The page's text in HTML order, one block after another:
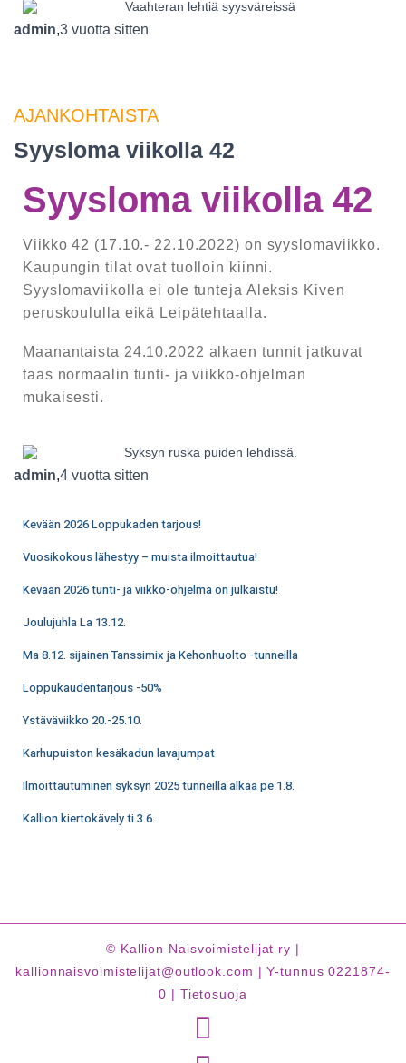
admin,3 vuotta sitten
AJANKOHTAISTA
Syysloma viikolla 42
Syysloma viikolla 42
Viikko 42 (17.10.- 22.10.2022) on syyslomaviikko.
Kaupungin tilat ovat tuolloin kiinni.
Syyslomaviikolla ei ole tunteja Aleksis Kiven
peruskoululla eikä Leipätehtaalla.
Maanantaista 24.10.2022 alkaen tunnit jatkuvat
taas normaalin tunti- ja viikko-ohjelman
mukaisesti.
admin,4 vuotta sitten
Kevään 2026 Loppukaden tarjous!
Vuosikokous lähestyy – muista ilmoittautua!
Kevään 2026 tunti- ja viikko-ohjelma on julkaistu!
Joulujuhla La 13.12.
Ma 8.12. sijainen Tanssimix ja Kehonhuolto -tunneilla
Loppukaudentarjous -50%
Ystäväviikko 20.-25.10.
Karhupuiston kesäkadun lavajumpat
Ilmoittautuminen syksyn 2025 tunneilla alkaa pe 1.8.
Kallion kiertokävely ti 3.6.
© Kallion Naisvoimistelijat ry |
kallionnaisvoimistelijat@outlook.com | Y-tunnus 0221874-
0 | Tietosuoja